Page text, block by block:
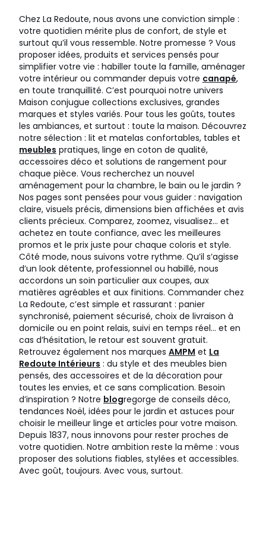
Chez La Redoute, nous avons une conviction simple :
votre quotidien mérite plus de confort, de style et
surtout qu’il vous ressemble. Notre promesse ? Vous
proposer idées, produits et services pensés pour
simplifier votre vie : habiller toute la famille, aménager
votre intérieur ou commander depuis votre canapé,
en toute tranquillité. C’est pourquoi notre univers
Maison conjugue collections exclusives, grandes
marques et styles variés. Pour tous les goûts, toutes
les ambiances, et surtout : toute la maison. Découvrez
notre sélection : lit et matelas confortables, tables et
meubles pratiques, linge en coton de qualité,
accessoires déco et solutions de rangement pour
chaque pièce. Vous recherchez un nouvel
aménagement pour la chambre, le bain ou le jardin ?
Nos pages sont pensées pour vous guider : navigation
claire, visuels précis, dimensions bien affichées et avis
clients précieux. Comparez, zoomez, visualisez… et
achetez en toute confiance, avec les meilleures
promos et le prix juste pour chaque coloris et style.
Côté mode, nous suivons votre rythme. Qu’il s’agisse
d’un look détente, professionnel ou habillé, nous
accordons un soin particulier aux coupes, aux
matières agréables et aux finitions. Commander chez
La Redoute, c’est simple et rassurant : panier
synchronisé, paiement sécurisé, choix de livraison à
domicile ou en point relais, suivi en temps réel… et en
cas d’hésitation, le retour est souvent gratuit.
Retrouvez également nos marques AMPM et La
Redoute Intérieurs : du style et des meubles bien
pensés, des accessoires et de la décoration pour
toutes les envies, et ce sans complication. Besoin
d’inspiration ? Notre blogregorge de conseils déco,
tendances Noël, idées pour le jardin et astuces pour
choisir le meilleur linge et articles pour votre maison.
Depuis 1837, nous innovons pour rester proches de
votre quotidien. Notre ambition reste la même : vous
proposer des solutions fiables, stylées et accessibles.
Avec goût, toujours. Avec vous, surtout.